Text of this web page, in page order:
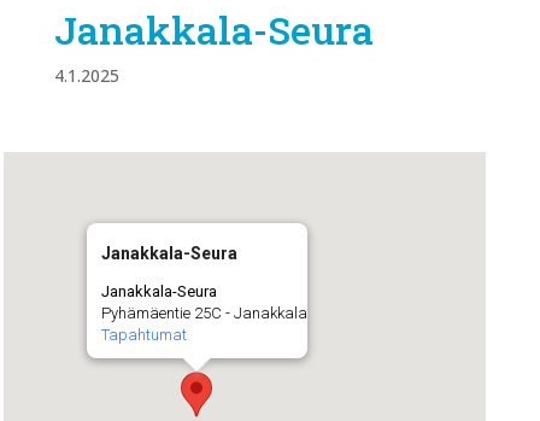
Janakkala-Seura
4.1.2025
Janakkala-Seura
Janakkala-Seura
Pyhämäentie 25C - Janakkala
Tapahtumat